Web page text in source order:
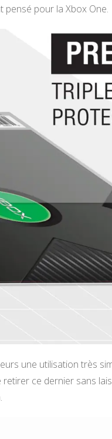
pensé pour la Xbox One.
une utilisation très
retirer ce dernier sans